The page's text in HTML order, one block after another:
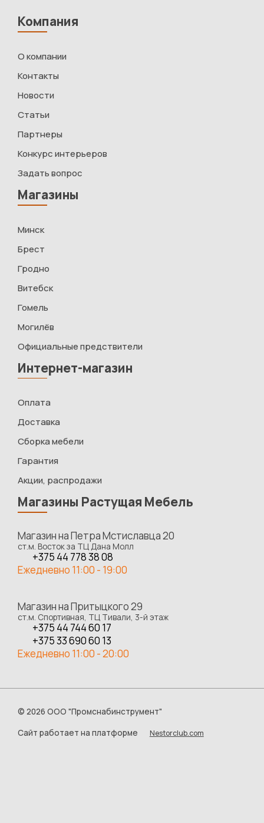
Компания
О компании
Контакты
Новости
Статьи
Партнеры
Конкурс интерьеров
Задать вопрос
Магазины
Минск
Брест
Гродно
Витебск
Гомель
Могилёв
Официальные предствители
Интернет-магазин
Оплата
Доставка
Сборка мебели
Гарантия
Акции, распродажи
Магазины Растущая Мебель
Магазин на Петра Мстиславца 20
ст.м. Восток за ТЦ Дана Молл
+375 44 778 38 08
Ежедневно 11:00 - 19:00
Магазин на Притыцкого 29
ст.м. Спортивная, ТЦ Тивали, 3-й этаж
+375 44 744 60 17
+375 33 690 60 13
Ежедневно 11:00 - 20:00
© 2026 ООО "Промснабинструмент"
Сайт работает на платформе
Nestorclub.com